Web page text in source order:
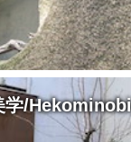
学/